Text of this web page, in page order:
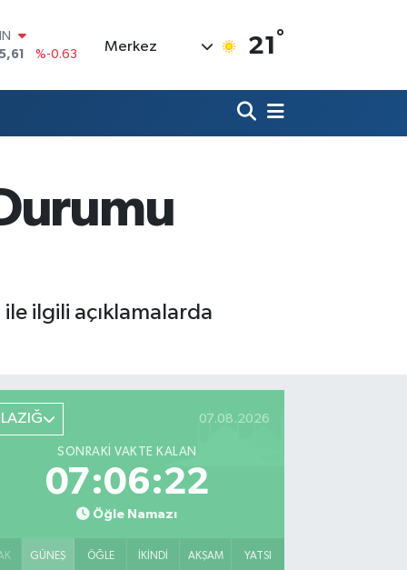
%70
Merkez 21 °
ilgili açıklamalarda
07.08.2026
SONRAKI VAKTE KALAN
07:06:21
Öğle Namazı
GÜNEŞ ÖĞLE İKINDI AKŞAM YATSI